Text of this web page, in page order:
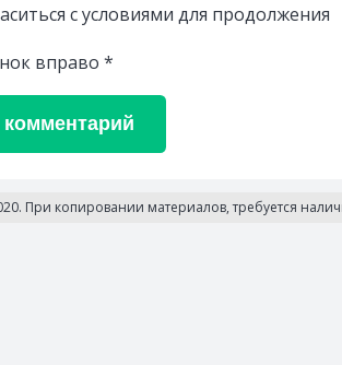
с условиями для продолжения
вправо *
При копировании материалов, требуется